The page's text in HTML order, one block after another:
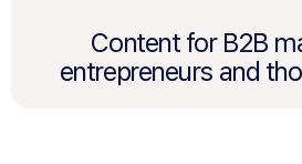
Content for B2B
entrepreneurs and